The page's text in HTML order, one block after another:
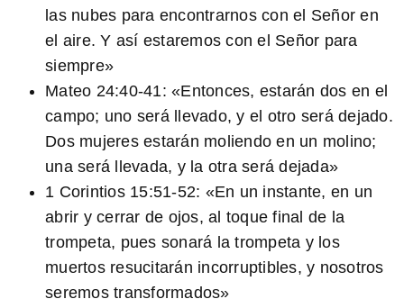
las nubes para encontrarnos con el Señor en
el aire. Y así estaremos con el Señor para
siempre»
Mateo 24:40-41: «Entonces, estarán dos en el
campo; uno será llevado, y el otro será dejado.
Dos mujeres estarán moliendo en un molino;
una será llevada, y la otra será dejada»
1 Corintios 15:51-52: «En un instante, en un
abrir y cerrar de ojos, al toque final de la
trompeta, pues sonará la trompeta y los
muertos resucitarán incorruptibles, y nosotros
seremos transformados»